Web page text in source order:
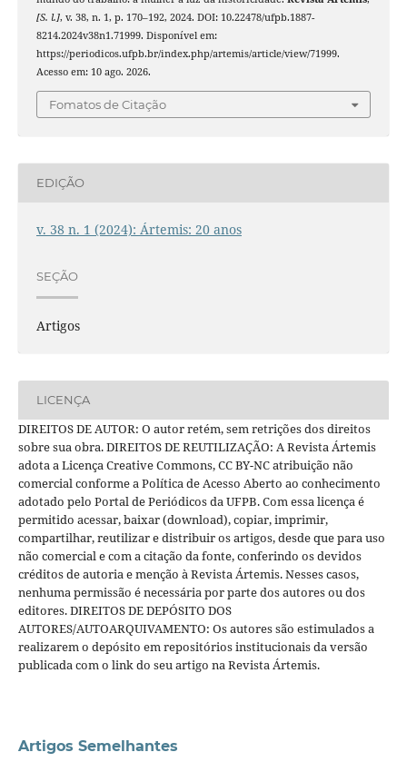
[S. l.], v. 38, n. 1, p. 170–192, 2024. DOI: 10.22478/ufpb.1887-
8214.2024v38n1.71999. Disponível em:
https://periodicos.ufpb.br/index.php/artemis/article/view/71999.
Acesso em: 10 ago. 2026.
Fomatos de Citação
EDIÇÃO
v. 38 n. 1 (2024): Ártemis: 20 anos
SEÇÃO
Artigos
LICENÇA
DIREITOS DE AUTOR: O autor retém, sem retrições dos direitos
sobre sua obra. DIREITOS DE REUTILIZAÇÃO: A Revista Ártemis
adota a Licença Creative Commons, CC BY-NC atribuição não
comercial conforme a Política de Acesso Aberto ao conhecimento
adotado pelo Portal de Periódicos da UFPB. Com essa licença é
permitido acessar, baixar (download), copiar, imprimir,
compartilhar, reutilizar e distribuir os artigos, desde que para uso
não comercial e com a citação da fonte, conferindo os devidos
créditos de autoria e menção à Revista Ártemis. Nesses casos,
nenhuma permissão é necessária por parte dos autores ou dos
editores. DIREITOS DE DEPÓSITO DOS
AUTORES/AUTOARQUIVAMENTO: Os autores são estimulados a
realizarem o depósito em repositórios institucionais da versão
publicada com o link do seu artigo na Revista Ártemis.
Artigos Semelhantes